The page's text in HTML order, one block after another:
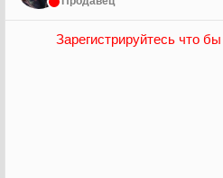
Зарегистрируйтесь что